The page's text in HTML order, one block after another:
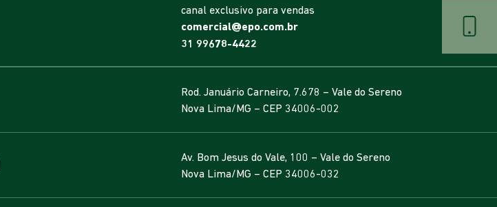
canal exclusivo para vendas
comercial@epo.com.br
31 99678-4422
Rod. Januário Carneiro, 7.678 – Vale do Sereno
Nova Lima/MG – CEP 34006-002
Av. Bom Jesus do Vale, 100 – Vale do Sereno
Nova Lima/MG – CEP 34006-032